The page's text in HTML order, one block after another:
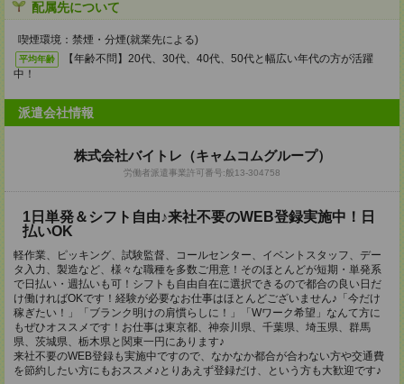
配属先について
喫煙環境：禁煙・分煙(就業先による)
平均年齢
【年齢不問】20代、30代、40代、50代と幅広い年代の方が活躍
中！
派遣会社情報
株式会社バイトレ（キャムコムグループ）
労働者派遣事業許可番号:般13-304758
1日単発＆シフト自由♪来社不要のWEB登録実施中！日
払いOK
軽作業、ピッキング、試験監督、コールセンター、イベントスタッフ、デー
タ入力、製造など、様々な職種を多数ご用意！そのほとんどが短期・単発系
で日払い・週払いも可！シフトも自由自在に選択できるので都合の良い日だ
け働ければOKです！経験が必要なお仕事はほとんどございません♪「今だけ
稼ぎたい！」「ブランク明けの肩慣らしに！」「Wワーク希望」なんて方に
もぜひオススメです！お仕事は東京都、神奈川県、千葉県、埼玉県、群馬
県、茨城県、栃木県と関東一円にあります♪
来社不要のWEB登録も実施中ですので、なかなか都合が合わない方や交通費
を節約したい方にもおススメ♪とりあえず登録だけ、という方も大歓迎です♪